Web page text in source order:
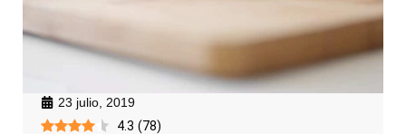
23 julio, 2019
4.3 (78)